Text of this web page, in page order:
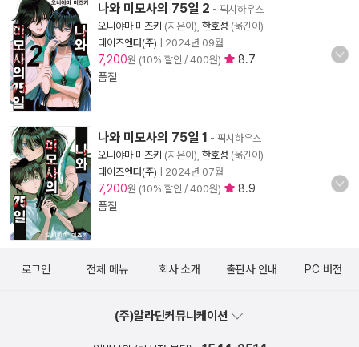
나와 미모사의 75일 2 - 픽시하우스
오니야마 미즈키 (지은이), 한호성 (옮긴이)
데이즈엔터(주)
2024년 09월
7,200원 (10% 할인 / 400원)
8.7
품절
나와 미모사의 75일 1 - 픽시하우스
오니야마 미즈키 (지은이), 한호성 (옮긴이)
데이즈엔터(주)
2024년 07월
7,200원 (10% 할인 / 400원)
8.9
품절
로그인 전체 메뉴 회사 소개 출판사 안내 PC 버전
(주)알라딘커뮤니케이션